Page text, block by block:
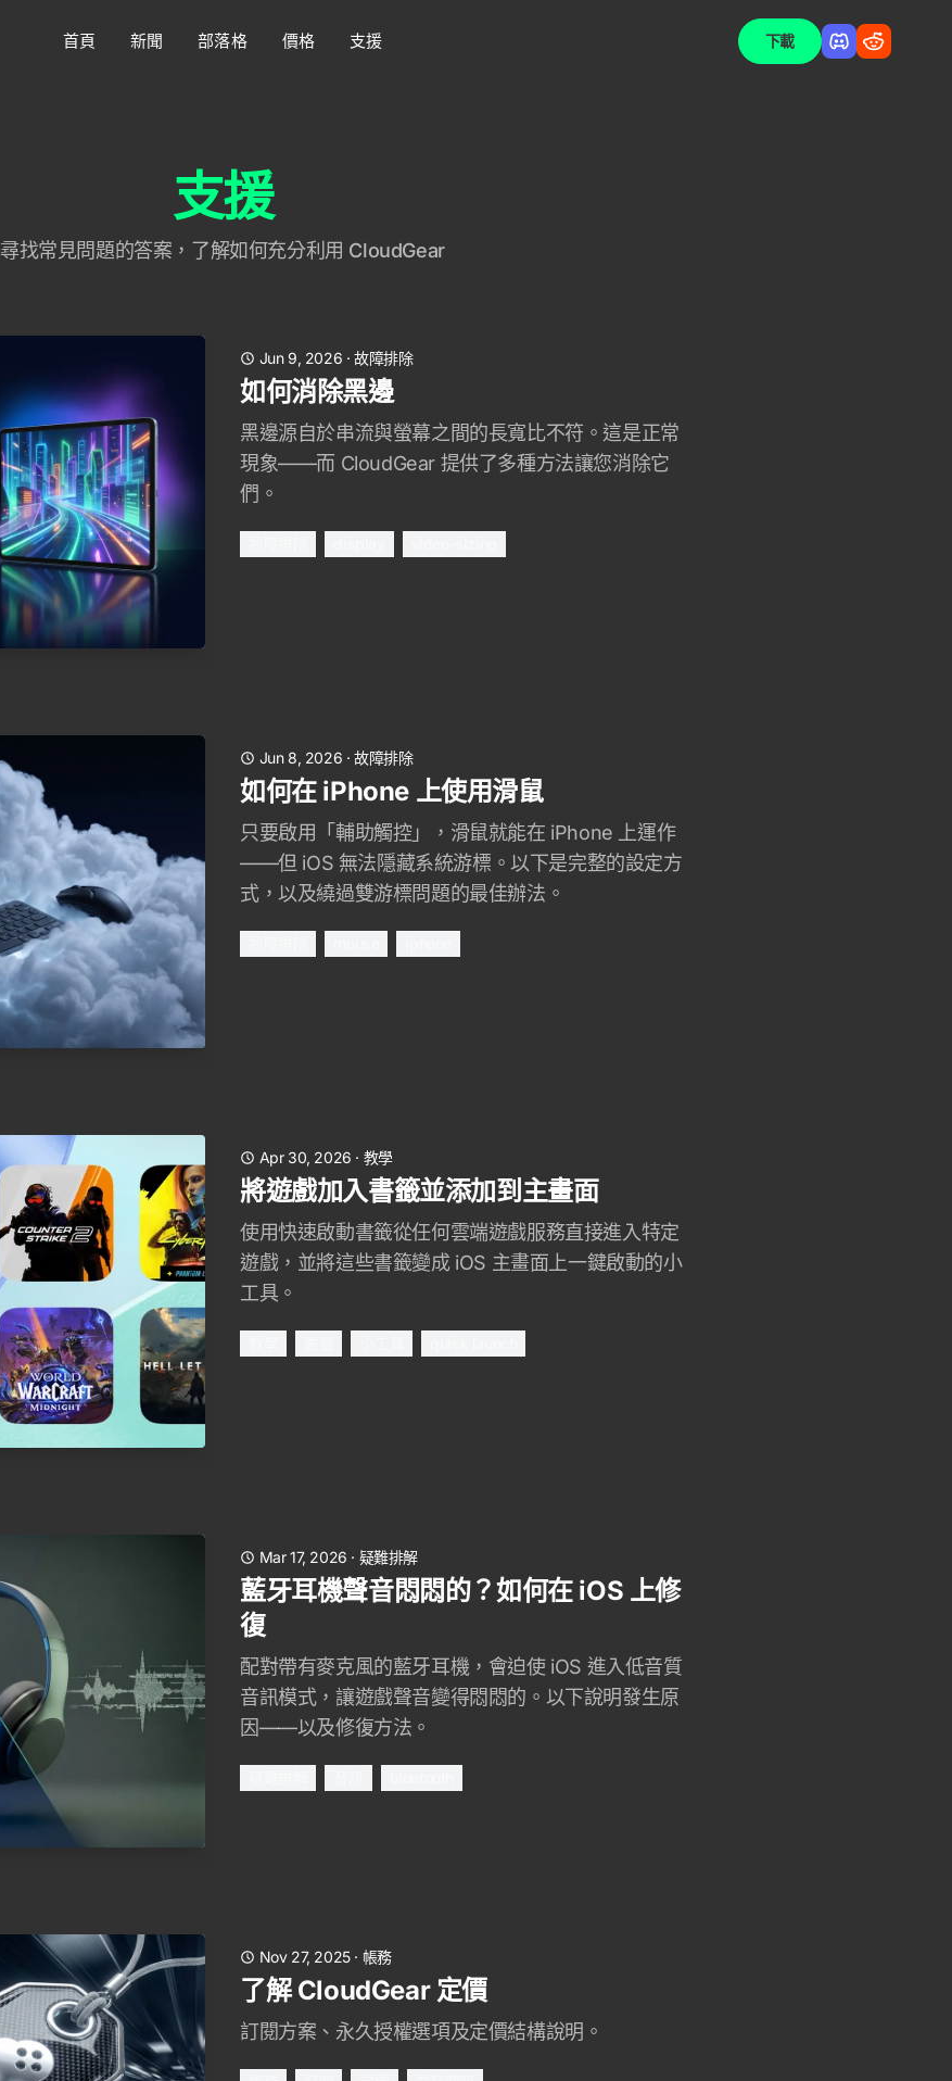
首頁 新聞 部落格 價格 支援 下載
支援
尋找常見問題的答案，了解如何充分利用 CloudGear
Jun 9, 2026 ·故障排除
如何消除黑邊
黑邊源自於串流與螢幕之間的長寬比不符。這是正常
現象——而 CloudGear 提供了多種方法讓您消除它
們。
Jun 8, 2026 ·故障排除
如何在 iPhone 上使用滑鼠
只要啟用「輔助觸控」，滑鼠就能在 iPhone 上運作
——但 iOS 無法隱藏系統游標。以下是完整的設定方
式，以及繞過雙游標問題的最佳辦法。
Apr 30, 2026 · 教學
將遊戲加入書籤並添加到主畫面
使用快速啟動書籤從任何雲端遊戲服務直接進入特定
遊戲，並將這些書籤變成 iOS 主畫面上一鍵啟動的小
工具。
Mar 17, 2026 · 疑難排解
藍牙耳機聲音悶悶的？如何在 iOS 上修
復
配對帶有麥克風的藍牙耳機，會迫使 iOS 進入低音質
音訊模式，讓遊戲聲音變得悶悶的。以下說明發生原
因——以及修復方法。
Nov 27, 2025· 帳務
了解 CloudGear 定價
訂閱方案、永久授權選項及定價結構說明。